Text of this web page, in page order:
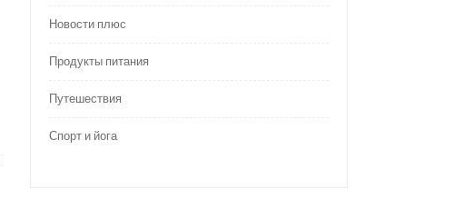
Новости плюс
Продукты питания
Путешествия
Спорт и йога